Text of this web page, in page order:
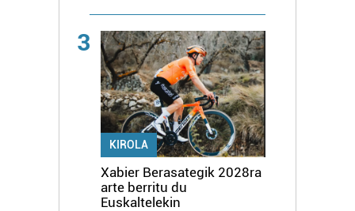
3
KIROLA
Xabier Berasategik 2028ra
arte berritu du
Euskaltelekin